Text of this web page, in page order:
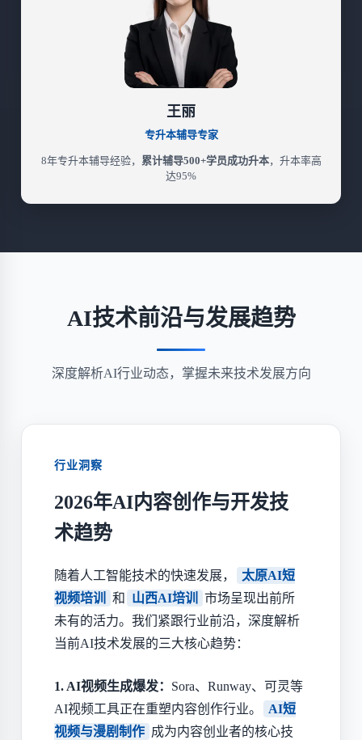
王丽
专升本辅导专家
8年专升本辅导经验， 累计辅导500+学员成功升本，升本率高
达95%
AI技术前沿与发展趋势
深度解析AI行业动态，掌握未来技术发展方向
行业洞察
2026年AI内容创作与开发技
术趋势
随着人工智能技术的快速发展，
太原AI短
视频培训
和 山西AI培训
市场呈现出前所
未有的活力。我们紧跟行业前沿，深度解析
当前AI技术发展的三大核心趋势：
1. AI视频生成爆发： Sora、Runway、可灵等
AI视频工具正在重塑内容创作行业。
AI短
视频与漫剧制作 成为内容创业者的核心技